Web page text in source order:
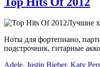
Лучшие
Ноты для фортепиано,
подстрочник, гитарные
Adele, Justin Bieber, Katy